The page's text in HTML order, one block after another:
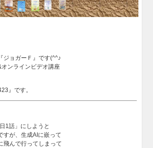
ジョガーＦ』です(^^♪
ンラインビデオ講座
』です。
1話」にしようと
すが、生成AIに嵌って
飛んで行ってしまって